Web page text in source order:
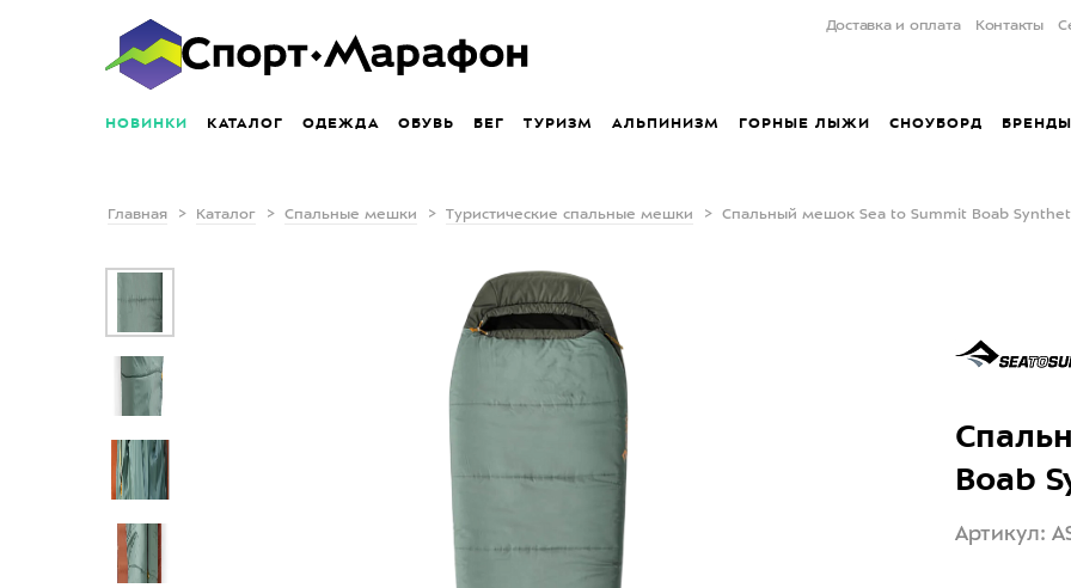
Доставка и оплата Контакты
НОВИНКИ КАТАЛОГ ОДЕЖДА ОБУВЬ БЕГ ТУРИЗМ АЛЬПИНИЗМ ГОРНЫЕ ЛЫЖИ СНОУБОРД БРЕНДЫ
Главная Каталог Спальные мешки Туристические спальные мешки Спальный мешок Sea to Summit Boab
Boab
Артикул: